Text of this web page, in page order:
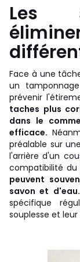
Les
Face à une
un
prévenir
taches plus
dans le
efficace.
préalable sur
l'arrière d'un
compatibilité
peuvent
savon et d'eau.
spécifique
souplesse et